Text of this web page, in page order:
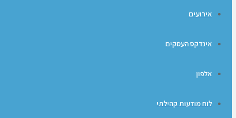
אירועים
אינדקס העסקים
אלפון
לוח מודעות קהילתי